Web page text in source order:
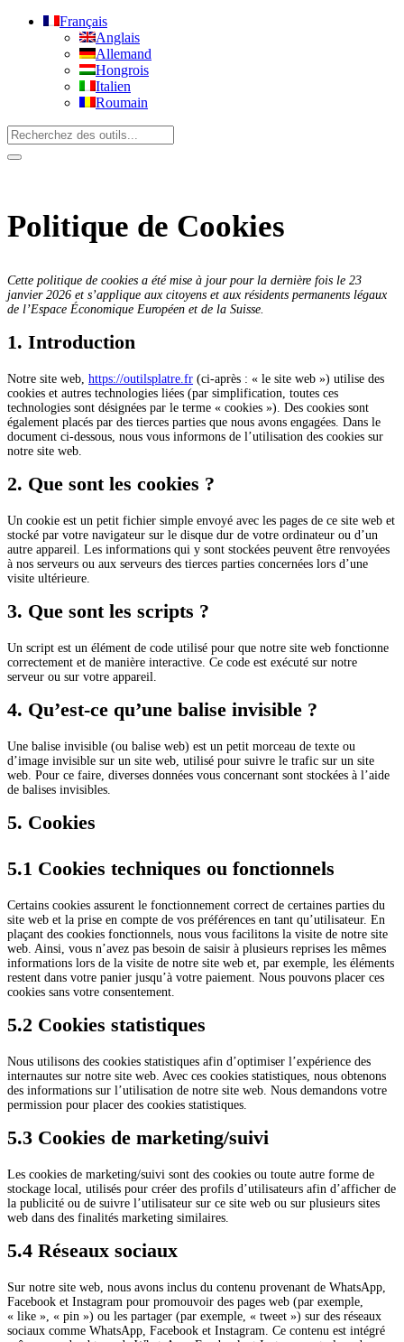
Français
Anglais
Allemand
Hongrois
Italien
Roumain
Politique de Cookies
Cette politique de cookies a été mise à jour pour la dernière fois le 23
janvier 2026 et s’applique aux citoyens et aux résidents permanents légaux
de l’Espace Économique Européen et de la Suisse.
1. Introduction
Notre site web, https://outilsplatre.fr (ci-après : « le site web ») utilise des
cookies et autres technologies liées (par simplification, toutes ces
technologies sont désignées par le terme « cookies »). Des cookies sont
également placés par des tierces parties que nous avons engagées. Dans le
document ci-dessous, nous vous informons de l’utilisation des cookies sur
notre site web.
2. Que sont les cookies ?
Un cookie est un petit fichier simple envoyé avec les pages de ce site web et
stocké par votre navigateur sur le disque dur de votre ordinateur ou d’un
autre appareil. Les informations qui y sont stockées peuvent être renvoyées
à nos serveurs ou aux serveurs des tierces parties concernées lors d’une
visite ultérieure.
3. Que sont les scripts ?
Un script est un élément de code utilisé pour que notre site web fonctionne
correctement et de manière interactive. Ce code est exécuté sur notre
serveur ou sur votre appareil.
4. Qu’est-ce qu’une balise invisible ?
Une balise invisible (ou balise web) est un petit morceau de texte ou
d’image invisible sur un site web, utilisé pour suivre le trafic sur un site
web. Pour ce faire, diverses données vous concernant sont stockées à l’aide
de balises invisibles.
5. Cookies
5.1 Cookies techniques ou fonctionnels
Certains cookies assurent le fonctionnement correct de certaines parties du
site web et la prise en compte de vos préférences en tant qu’utilisateur. En
plaçant des cookies fonctionnels, nous vous facilitons la visite de notre site
web. Ainsi, vous n’avez pas besoin de saisir à plusieurs reprises les mêmes
informations lors de la visite de notre site web et, par exemple, les éléments
restent dans votre panier jusqu’à votre paiement. Nous pouvons placer ces
cookies sans votre consentement.
5.2 Cookies statistiques
Nous utilisons des cookies statistiques afin d’optimiser l’expérience des
internautes sur notre site web. Avec ces cookies statistiques, nous obtenons
des informations sur l’utilisation de notre site web. Nous demandons votre
permission pour placer des cookies statistiques.
5.3 Cookies de marketing/suivi
Les cookies de marketing/suivi sont des cookies ou toute autre forme de
stockage local, utilisés pour créer des profils d’utilisateurs afin d’afficher de
la publicité ou de suivre l’utilisateur sur ce site web ou sur plusieurs sites
web dans des finalités marketing similaires.
5.4 Réseaux sociaux
Sur notre site web, nous avons inclus du contenu provenant de WhatsApp,
Facebook et Instagram pour promouvoir des pages web (par exemple,
« like », « pin ») ou les partager (par exemple, « tweet ») sur des réseaux
sociaux comme WhatsApp, Facebook et Instagram. Ce contenu est intégré